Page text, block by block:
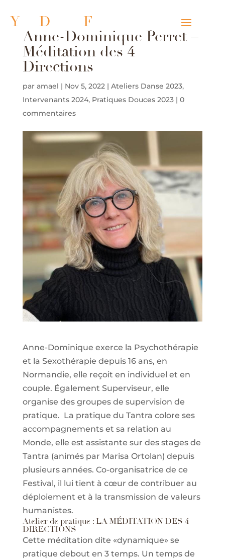
You D Festival
Anne-Dominique Perret –
Méditation des 4
Directions
par amael | Nov 5, 2022| Ateliers Danse 2023,
Intervenants 2024, Pratiques Douces 2023| 0
commentaires
Anne-Dominique exerce la Psychothérapie
et la Sexothérapie depuis 16 ans, en
Normandie, elle reçoit en individuel et en
couple. Également Superviseur, elle
organise des groupes de supervision de
pratique. La pratique du Tantra colore ses
accompagnements et sa relation au
Monde, elle est assistante sur des stages de
Tantra (animés par Marisa Ortolan) depuis
plusieurs années. Co-organisatrice de ce
Festival, il lui tient à cœur de contribuer au
déploiement et à la transmission de valeurs
humanistes.
Atelier de pratique : LA MÉDITATION DES 4
DIRECTIONS
Cette méditation dite «dynamique» se
pratique debout en 3 temps. Un temps de